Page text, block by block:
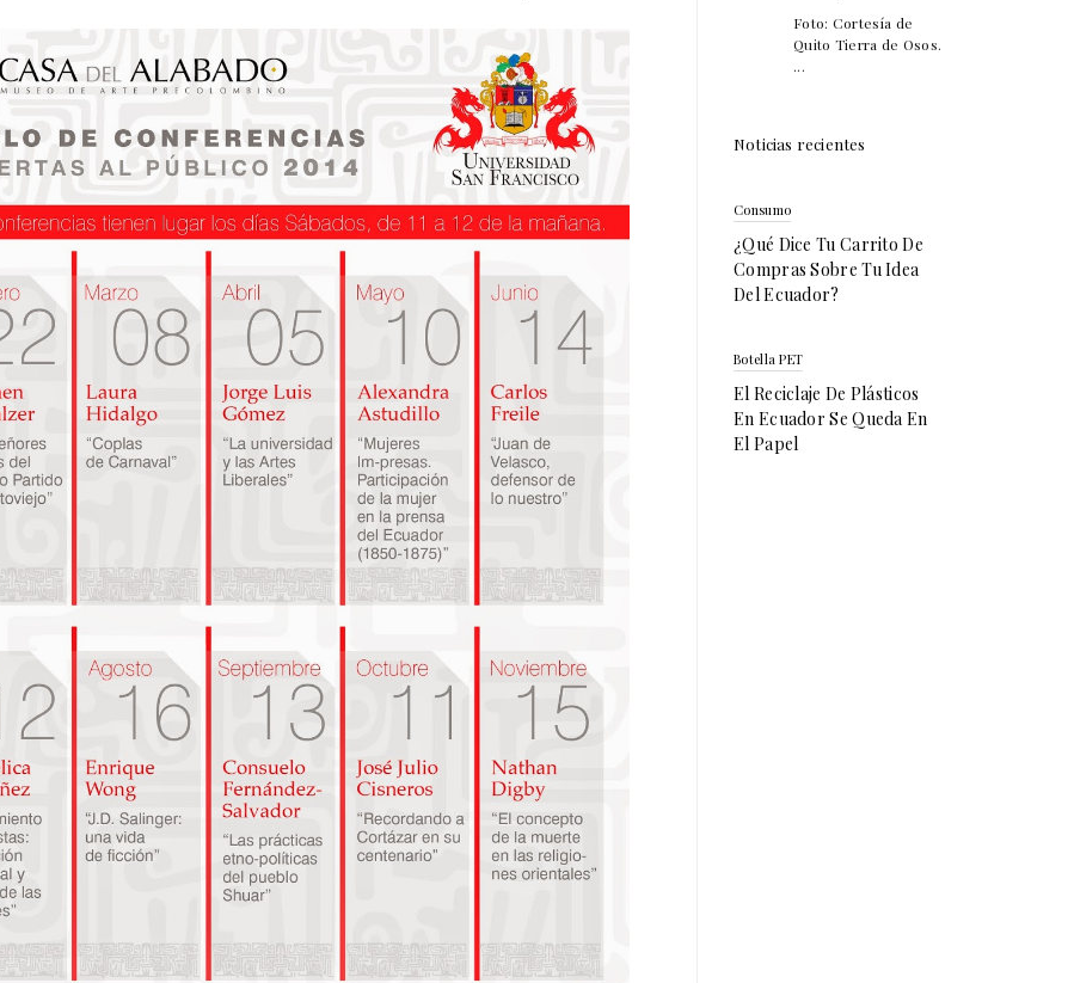
Foto: Cortesía de
Quito Tierra de Osos.
...
Noticias recientes
Consumo
¿Qué Dice Tu Carrito De
Compras Sobre Tu Idea
Del Ecuador?
Botella PET
El Reciclaje De Plásticos
En Ecuador Se Queda En
El Papel